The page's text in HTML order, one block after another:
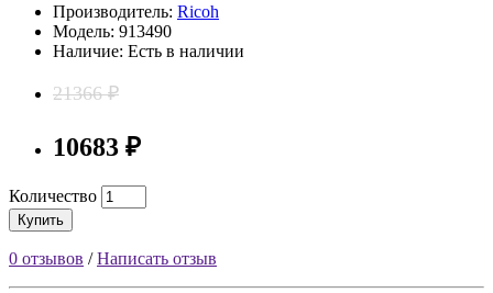
Производитель: Ricoh
Модель: 913490
Наличие: Есть в наличии
21366 ₽
10683 ₽
Количество
Купить
0 отзывов /Написать отзыв